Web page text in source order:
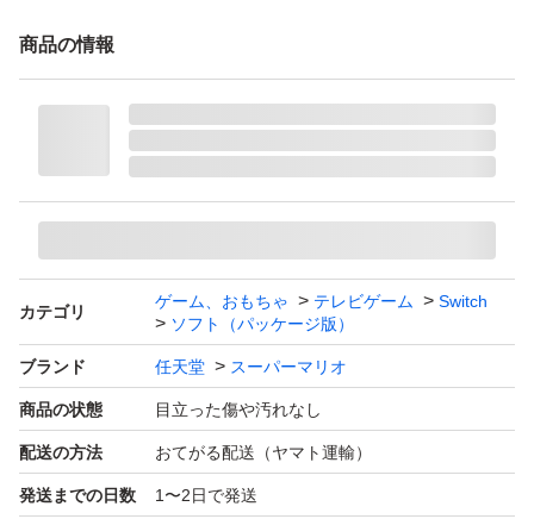
ソフトウェア対象年齢：全年齢対象
オンライン：オンライン対応
ード対応
amiibo対応：amiibo対応
携帯モードプレイ人数：1.0 人
商品の情報
カテゴリ
ゲーム、おもちゃ テレビゲーム
Switch
ソフト（パッケージ版）
ブランド 任天堂 スーパーマリオ
商品の状態 目立った傷や汚れなし
配送の方法 おてがる配送（ヤマト運輸）
発送までの日数 1〜2日で発送